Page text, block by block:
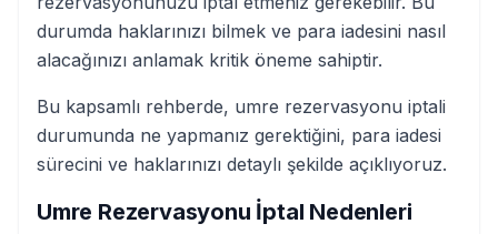
durumda haklarınızı bilmek ve para iadesini nasıl
alacağınızı anlamak kritik öneme sahiptir.
Bu kapsamlı rehberde, umre rezervasyonu iptali
durumunda ne yapmanız gerektiğini, para iadesi
sürecini ve haklarınızı detaylı şekilde açıklıyoruz.
Umre Rezervasyonu İptal Nedenleri